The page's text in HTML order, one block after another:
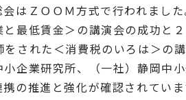
はＺＯＯＭ方式で行われまし
最低賃金＞の講演会の成功と
された＜消費税のいろは＞の
企業研究所、（一社）静岡中
の推進と強化が確認されていま